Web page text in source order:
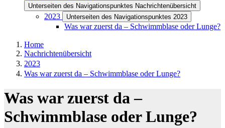
Unterseiten des Navigationspunktes Nachrichtenübersicht
2023 Unterseiten des Navigationspunktes 2023
Was war zuerst da – Schwimmblase oder Lunge?
Home
Nachrichtenübersicht
2023
Was war zuerst da – Schwimmblase oder Lunge?
Was war zuerst da –
Schwimmblase oder Lunge?